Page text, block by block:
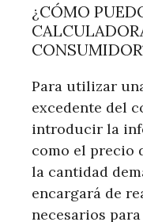
¿CÓMO
Para utilizar
excedente del
introducir la
como el precio
la cantidad
encargará de
necesarios